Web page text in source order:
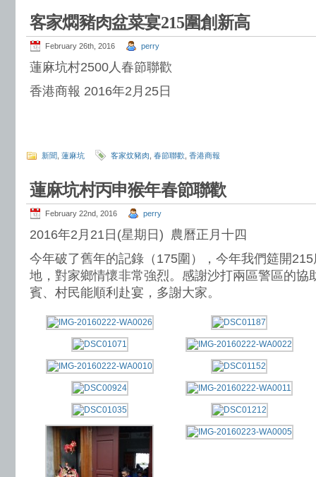
客家燜豬肉盆菜宴215圍創新高
February 26th, 2016 perry
蓮麻坑村2500人春節聯歡
香港商報 2016年2月25日
新聞 蓮麻坑 客家炆豬肉 春節聯歡 香港商報
蓮麻坑村丙申猴年春節聯歡
February 22nd, 2016 perry
2016年2月21日(星期日) 農曆正月十四
今年破了舊年的記錄（175圍），今年我們筵開
地，對家鄉情懷非常強烈。感謝沙打兩區警區的協
賓、村民能順利赴宴，多謝大家。